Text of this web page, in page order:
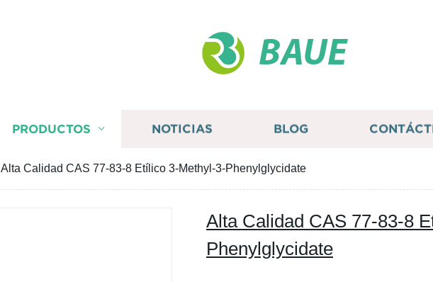
BAUE
PRODUCTOS NOTICIAS BLOG
Alta Calidad CAS 77-83-8 Etílico 3-Methyl-3-Phenylglycidate
Alta Calidad CAS 77-83-8
Phenylglycidate